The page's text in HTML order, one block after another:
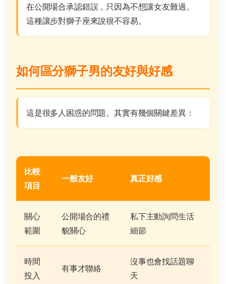
在公開場合承認錯誤，只因為不想讓女友難過。
這種讓步對獅子座來說很不容易。
如何區分獅子男的友好與好感
這是很多人困惑的問題。其實有幾個關鍵差異：
比較
項目
一般友好 真正好感
關心
範圍
公開場合的禮
貌關心
私下主動詢問生活
細節
時間
投入
有事才聯絡
沒事也會找話題聊
天